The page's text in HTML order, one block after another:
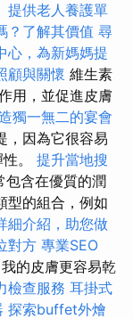
提供老人養護單
？了解其價值 尋
心，為新媽媽提
顧與關懷 維生素
用，並促進皮膚
獨一無二的宴會
，因為它很容易
。 提升當地搜
包含在優質的潤
型的組合，例如
細介紹，助您做
對方 專業SEO
的皮膚更容易乾
檢查服務 耳掛式
探索buffet外燴